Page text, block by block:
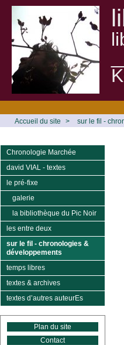
Accueil du site > sur le fil -
Chronologie Marchée
david VIAL - textes
le pré-fixe
galerie
la bibliothèque du Pic Noir
les entre deux
sur le fil - chronologies &
développements
temps libres
textes & archives
textes d’autres auteurEs
Plan du site
Contact